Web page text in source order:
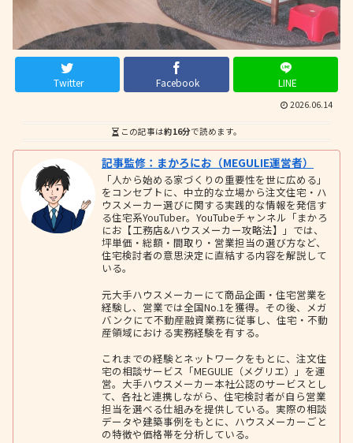
Twitter Facebook LINE
2026.06.14
この記事は約16分で読めます。
記事監修：まかろにお（MEGULIE運営者）
「人から始める家づくりの重要性を世に広める」
をコンセプトに、中立的な立場から注文住宅・ハ
ウスメーカー選びに関する実践的な情報を発信す
る住宅系YouTuber。YouTubeチャンネル「まかろ
にお【工務店&ハウスメーカー攻略法】」では、
坪単価・総額・間取り・営業担当の選び方など、
住宅検討者の意思決定に直結する内容を解説して
いる。
元大手ハウスメーカーにて商品企画・住宅営業を
経験し、営業では全国No.1を獲得。その後、メガ
バンクにて不動産融資業務に従事し、住宅・不動
産領域における実務経験を有する。
これまでの経験とネットワークをもとに、注文住
宅の相談サービス「MEGULIE（メグリエ）」を運
営。大手ハウスメーカー本社公認のサービスとし
て、各社と連携しながら、住宅検討者が自ら営業
担当を選べる仕組みを提供している。実際の相談
データや建築事例をもとに、ハウスメーカーごと
の特徴や価格帯を分析している。